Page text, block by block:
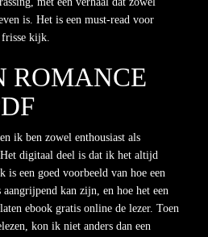
is. Het is een must-read voor
frisse kijk.
ROMANCE
ik ben zowel enthousiast als
digitaal deel is dat ik het altijd
is een goed voorbeeld van hoe een
kan zijn, en hoe het een
ebook gratis online de lezer. Toen
kon ik niet anders dan een